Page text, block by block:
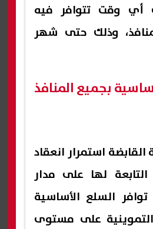
أي وقت تتوافر فيه
وذلك حتى شهر
بجميع المنافذ
استمرار انعقاد
لها على مدار
السلع الأساسية
التموينية على مستوى